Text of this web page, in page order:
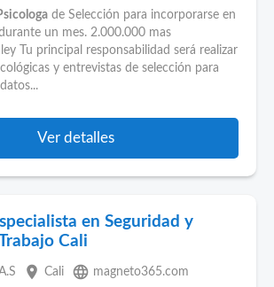
de Selección para incorporarse en
un mes. 2.000.000 mas
Tu principal responsabilidad será realizar
y entrevistas de selección para
Ver detalles
en Seguridad y
Cali
place Cali language magneto365.com